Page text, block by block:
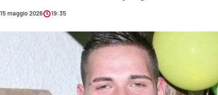
ECONOMIA E LAVORO
15 maggio 2026 19:35